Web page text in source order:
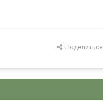
Поделиться